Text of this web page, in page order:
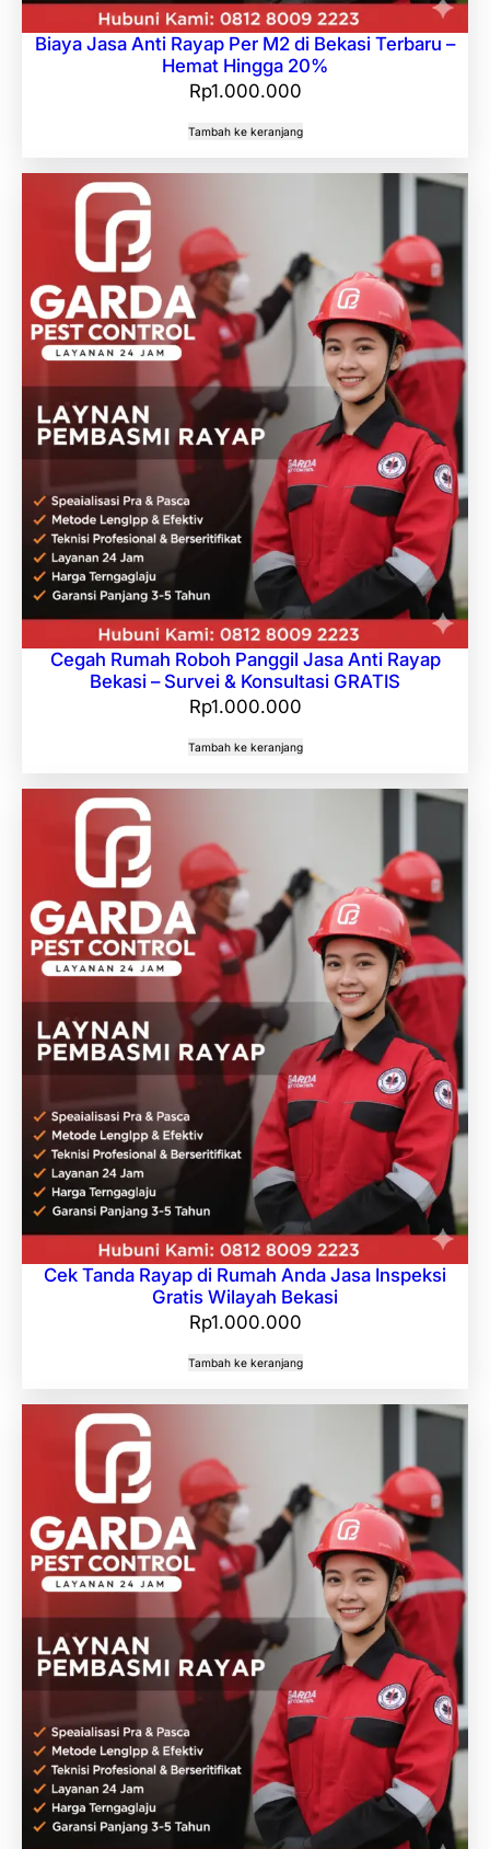
Biaya Jasa Anti Rayap Per M2 di Bekasi Terbaru –
Hemat Hingga 20%
Rp1.000.000
Tambah ke keranjang
Cegah Rumah Roboh Panggil Jasa Anti Rayap
Bekasi – Survei & Konsultasi GRATIS
Rp1.000.000
Tambah ke keranjang
Cek Tanda Rayap di Rumah Anda Jasa Inspeksi
Gratis Wilayah Bekasi
Rp1.000.000
Tambah ke keranjang